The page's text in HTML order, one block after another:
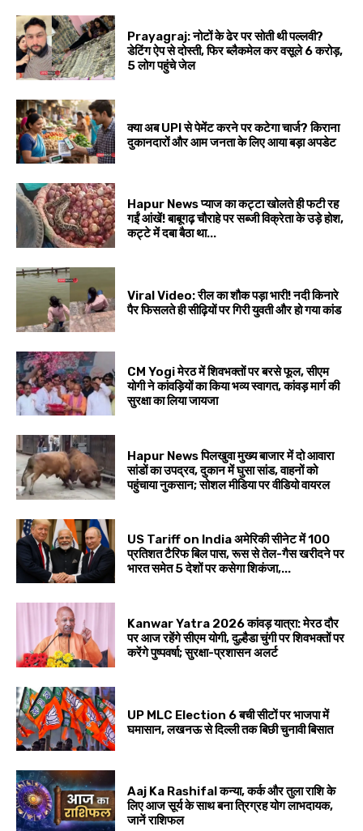
Prayagraj: नोटों के ढेर पर सोती थी पल्लवी?
डेटिंग ऐप से दोस्ती, फिर ब्लैकमेल कर वसूले ₹6 करोड़,
5 लोग पहुंचे जेल
क्या अब UPI से पेमेंट करने पर कटेगा चार्ज? किराना
दुकानदारों और आम जनता के लिए आया बड़ा अपडेट
Hapur News प्याज का कट्टा खोलते ही फटी रह
गईं आंखें! बाबूगढ़ चौराहे पर सब्जी विक्रेता के उड़े होश,
कट्टे में दबा बैठा था...
Viral Video: रील का शौक पड़ा भारी! नदी किनारे
पैर फिसलते ही सीढ़ियों पर गिरी युवती और हो गया कांड
CM Yogi मेरठ में शिवभक्तों पर बरसे फूल, सीएम
योगी ने कांवड़ियों का किया भव्य स्वागत, कांवड़ मार्ग की
सुरक्षा का लिया जायजा
Hapur News पिलखुवा मुख्य बाजार में दो आवारा
सांडों का उपद्रव, दुकान में घुसा सांड, वाहनों को
पहुंचाया नुकसान; सोशल मीडिया पर वीडियो वायरल
US Tariff on India अमेरिकी सीनेट में 100
प्रतिशत टैरिफ बिल पास, रूस से तेल-गैस खरीदने पर
भारत समेत 5 देशों पर कसेगा शिकंजा,...
Kanwar Yatra 2026 कांवड़ यात्रा: मेरठ दौर
पर आज रहेंगे सीएम योगी, दुल्हैडा चुंगी पर शिवभक्तों पर
करेंगे पुष्पवर्षा; सुरक्षा-प्रशासन अलर्ट
UP MLC Election 6 बची सीटों पर भाजपा में
घमासान, लखनऊ से दिल्ली तक बिछी चुनावी बिसात
Aaj Ka Rashifal कन्या, कर्क और तुला राशि के
लिए आज सूर्य के साथ बना त्रिग्रह योग लाभदायक,
जानें राशिफल